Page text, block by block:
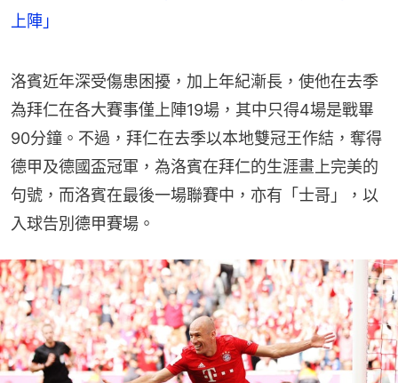
上陣」
洛賓近年深受傷患困擾，加上年紀漸長，使他在去季
為拜仁在各大賽事僅上陣19場，其中只得4場是戰畢
90分鐘。不過，拜仁在去季以本地雙冠王作結，奪得
德甲及德國盃冠軍，為洛賓在拜仁的生涯畫上完美的
句號，而洛賓在最後一場聯賽中，亦有「士哥」，以
入球告別德甲賽場。